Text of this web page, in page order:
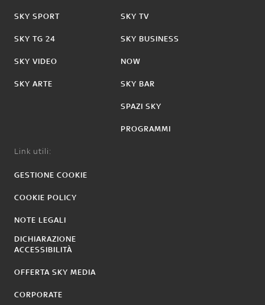
SKY SPORT
SKY TG 24
SKY VIDEO
SKY ARTE
SKY TV
SKY BUSINESS
NOW
SKY BAR
SPAZI SKY
PROGRAMMI
Link utili:
GESTIONE COOKIE
COOKIE POLICY
NOTE LEGALI
DICHIARAZIONE
ACCESSIBILITÀ
OFFERTA SKY MEDIA
CORPORATE